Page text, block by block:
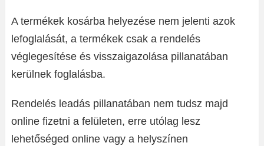
A termékek kosárba helyezése nem jelenti azok
lefoglalását, a termékek csak a rendelés
véglegesítése és visszaigazolása pillanatában
kerülnek foglalásba.
Rendelés leadás pillanatában nem tudsz majd
online fizetni a felületen, erre utólag lesz
lehetőséged online vagy a helyszínen